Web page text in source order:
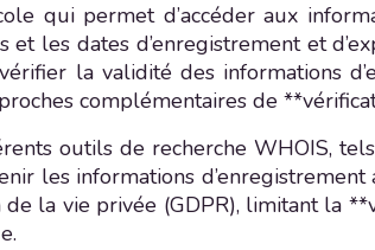
qui permet d’accéder aux
et les dates d’enregistrement et
la validité des informations
complémentaires de
outils de recherche WHOIS,
les informations
la vie privée (GDPR), limitant la